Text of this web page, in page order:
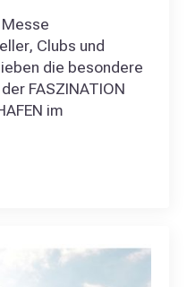
Clubs und
die besondere
FASZINATION
im